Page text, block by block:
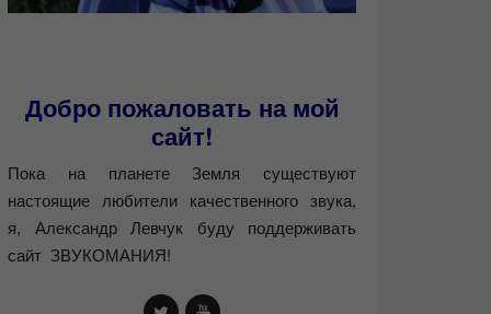
Добро пожаловать на мой
сайт!
Пока на планете Земля существуют
настоящие любители качественного звука,
я, Александр Левчук буду поддерживать
сайт ЗВУКОМАНИЯ!